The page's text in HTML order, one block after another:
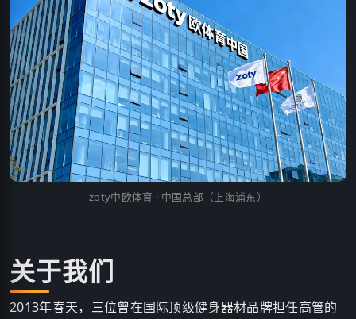
zoty中欧体育 · 中国总部（上海浦东）
关于我们
2013年春天，三位曾在国际顶级健身器材品牌担任高管的